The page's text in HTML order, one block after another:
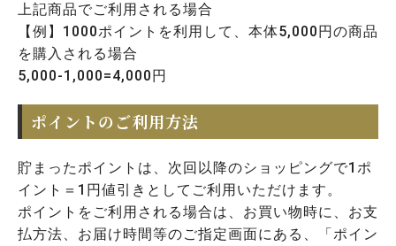
上記商品でご利用される場合
【例】1000ポイントを利用して、本体5,000円の商品
を購入される場合
5,000-1,000=4,000円
ポイントのご利用方法
貯まったポイントは、次回以降のショッピングで1ポ
イント＝1円値引きとしてご利用いただけます。
ポイントをご利用される場合は、お買い物時に、お支
払方法、お届け時間等のご指定画面にある、「ポイン